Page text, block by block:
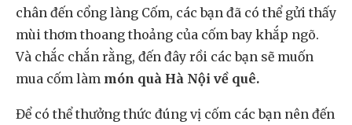
chân đến cổng làng Cốm, các bạn đã có thể gửi thấy
mùi thơm thoang thoảng của cốm bay khắp ngõ.
Và chắc chắn rằng, đến đây rồi các bạn sẽ muốn
mua cốm làm món quà Hà Nội về quê.
Để có thể thưởng thức đúng vị cốm các bạn nên đến